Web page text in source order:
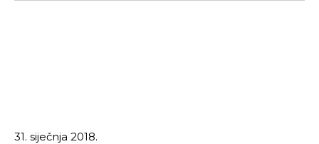
31. siječnja 2018.